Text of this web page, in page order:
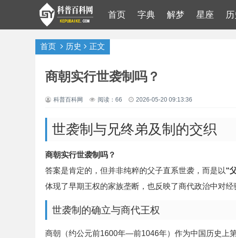
首页 字典 解梦 星座 历
首页 历史 正文
商朝实行世袭制吗？
科普百科网 阅读：66 2026-05-20 09:13:36
世袭制与兄终弟及制的交织
商朝实行世袭制吗？
答案是肯定的，但并非纯粹的父子直系世袭，而是以“
体现了早期王权的家族垄断，也反映了商代政治中对经
世袭制的确立与商代王权
商朝（约公元前1600年—前1046年）作为中国历史上